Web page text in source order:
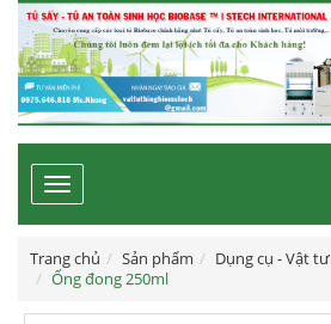
Toggle
navigation
Trang chủ Sản phẩm Dụng cụ - Vật tư
Ống đong 250ml